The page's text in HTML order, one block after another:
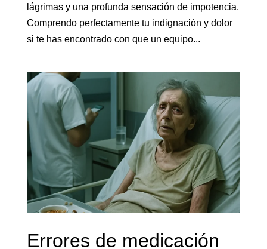
lágrimas y una profunda sensación de impotencia.
Comprendo perfectamente tu indignación y dolor
si te has encontrado con que un equipo...
Errores de medicación